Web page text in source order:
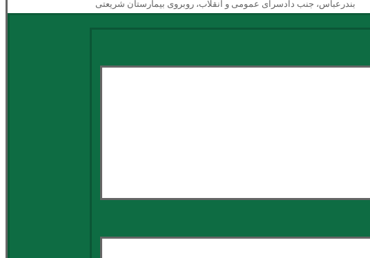
بندرعباس، جنب دادسرای عمومی و انقلاب، روبروی بیمارستان شریعتی